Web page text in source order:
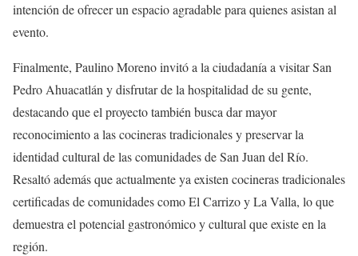
intención de ofrecer un espacio agradable para quienes asistan al
evento.
Finalmente, Paulino Moreno invitó a la ciudadanía a visitar San
Pedro Ahuacatlán y disfrutar de la hospitalidad de su gente,
destacando que el proyecto también busca dar mayor
reconocimiento a las cocineras tradicionales y preservar la
identidad cultural de las comunidades de San Juan del Río.
Resaltó además que actualmente ya existen cocineras tradicionales
certificadas de comunidades como El Carrizo y La Valla, lo que
demuestra el potencial gastronómico y cultural que existe en la
región.